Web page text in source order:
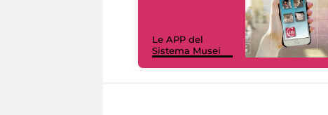
Le APP del
Sistema Musei